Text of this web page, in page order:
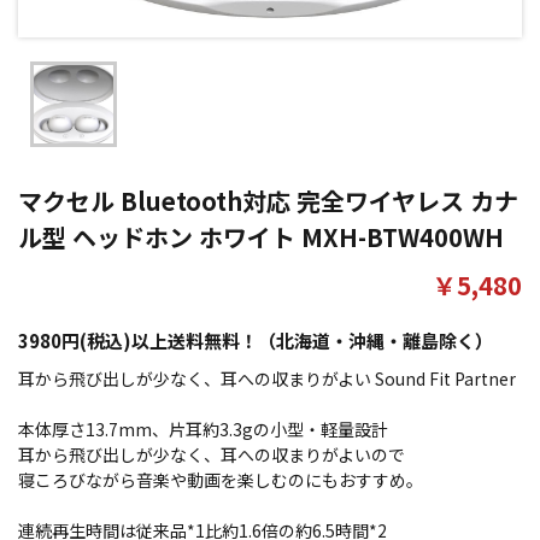
マクセル Bluetooth対応 完全ワイヤレス カナ
ル型 ヘッドホン ホワイト MXH-BTW400WH
3980円(税込)以上送料無料！（北海道・沖縄・離島除く）
￥5,480
耳から飛び出しが少なく、耳への収まりがよい Sound Fit Partner
本体厚さ13.7mm、片耳約3.3gの小型・軽量設計
耳から飛び出しが少なく、耳への収まりがよいので
寝ころびながら音楽や動画を楽しむのにもおすすめ。
連続再生時間は従来品*1比約1.6倍の約6.5時間*2